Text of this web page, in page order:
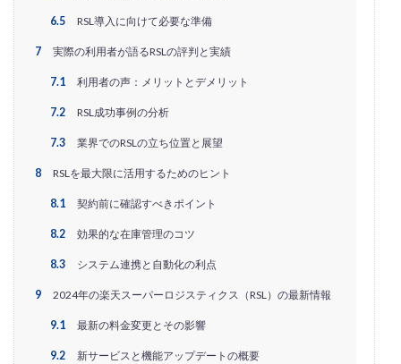
6.5 RSL導入に向けて必要な準備
7 実際の利用者が語るRSLの評判と実績
7.1 利用者の声：メリットとデメリット
7.2 RSL成功事例の分析
7.3 業界でのRSLの立ち位置と展望
8 RSLを最大限に活用するためのヒント
8.1 契約前に確認すべきポイント
8.2 効果的な在庫管理のコツ
8.3 システム連携と自動化の利点
9 2024年の楽天スーパーロジスティクス（RSL）の最新情報
9.1 最新の料金変更とその影響
9.2 新サービスと機能アップデートの概要
Webマーケティング
Web制作
Yahoo!ショッピング
Yahoo!ショッピング攻略
Yahoo!支援
ZenGroup
おすすめ
おすすめ商品
よくある質問
わかりやすく
アプリ活用
アマゾン
オンラインセミナー無料
オンラインマーケティング
オンライン決済
カオスマップ
カスタマーサポート
カラーミーショップ